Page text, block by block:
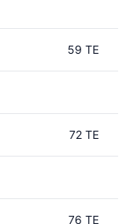
59 TE
72 TE
76 TE